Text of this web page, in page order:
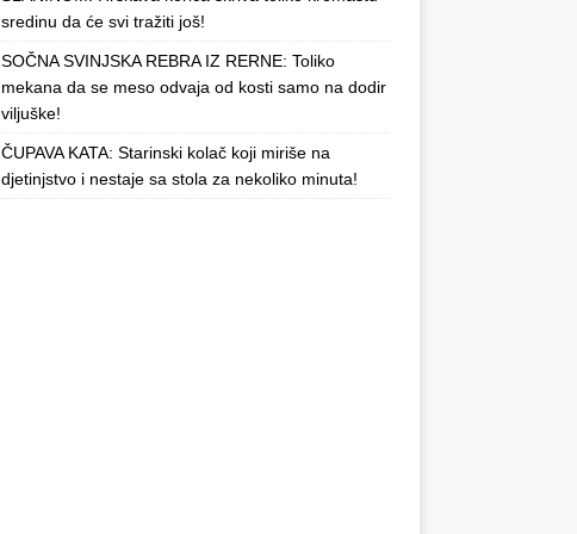
sredinu da će svi tražiti još!
SOČNA SVINJSKA REBRA IZ RERNE: Toliko
mekana da se meso odvaja od kosti samo na dodir
viljuške!
ČUPAVA KATA: Starinski kolač koji miriše na
djetinjstvo i nestaje sa stola za nekoliko minuta!